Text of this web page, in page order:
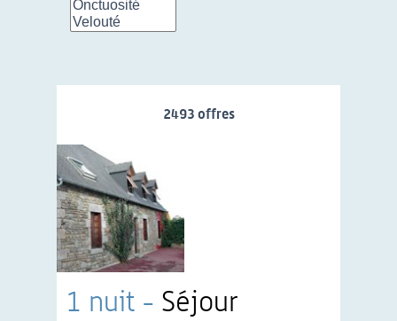
2493 offres
1 nuit - Séjour